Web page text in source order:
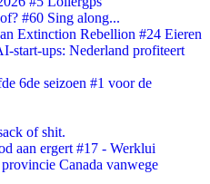
#60 Sing along...
Extinction Rebellion #24 Eieren
start-ups: Nederland profiteert
6de seizoen #1 voor de
of shit.
aan ergert #17 - Werklui
Canada vanwege